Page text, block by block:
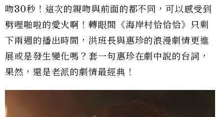
吻30秒！這次的親吻與前面的都不同，可以感受到
劈哩啪啦的愛火啊！轉眼間《海岸村恰恰恰》只剩
下兩週的播出時間，洪班長與惠珍的浪漫劇情更進
展或是發生變化嗎？套一句惠珍在劇中說的台詞，
果然，還是老派的劇情最經典！